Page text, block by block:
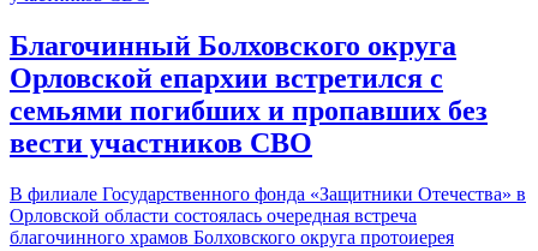
Благочинный Болховского округа
Орловской епархии встретился с
семьями погибших и пропавших без
вести участников СВО
В филиале Государственного фонда «Защитники Отечества» в
Орловской области состоялась очередная встреча
благочинного храмов Болховского округа протоиерея